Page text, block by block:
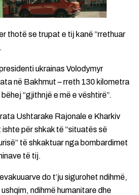
thotë se trupat e tij kanë “rrethuar
ukrainas Volodymyr
në Bakhmut – rreth 130 kilometra
“gjithnjë e më e vështirë”.
Ushtarake Rajonale e Kharkiv
ishte për shkak të “situatës së
të shkaktuar nga bombardimet
të tij.
do t’ju sigurohet ndihmë,
ndihmë humanitare dhe